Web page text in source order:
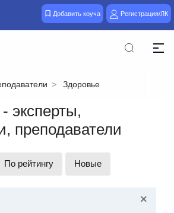
Добавить коуча Регистрация/ЛК
Здоровье
эксперты,
преподаватели
По рейтингу Новые
×